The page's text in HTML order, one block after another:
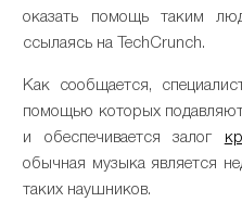
оказать помощь таким
ссылаясь на TechCrunch.
Как сообщается,
помощью которых
и обеспечивается залог
обычная музыка является
таких наушников.